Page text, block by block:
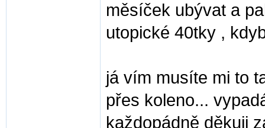
měsíček ubývat a
utopické 40tky ,
já vím musíte mi to
přes koleno...
každopádně děkuji